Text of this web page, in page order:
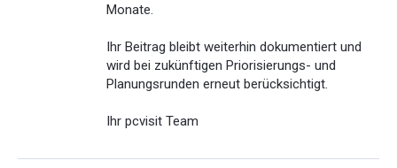
Monate.
Ihr Beitrag bleibt weiterhin dokumentiert und
wird bei zukünftigen Priorisierungs- und
Planungsrunden erneut berücksichtigt.
Ihr pcvisit Team